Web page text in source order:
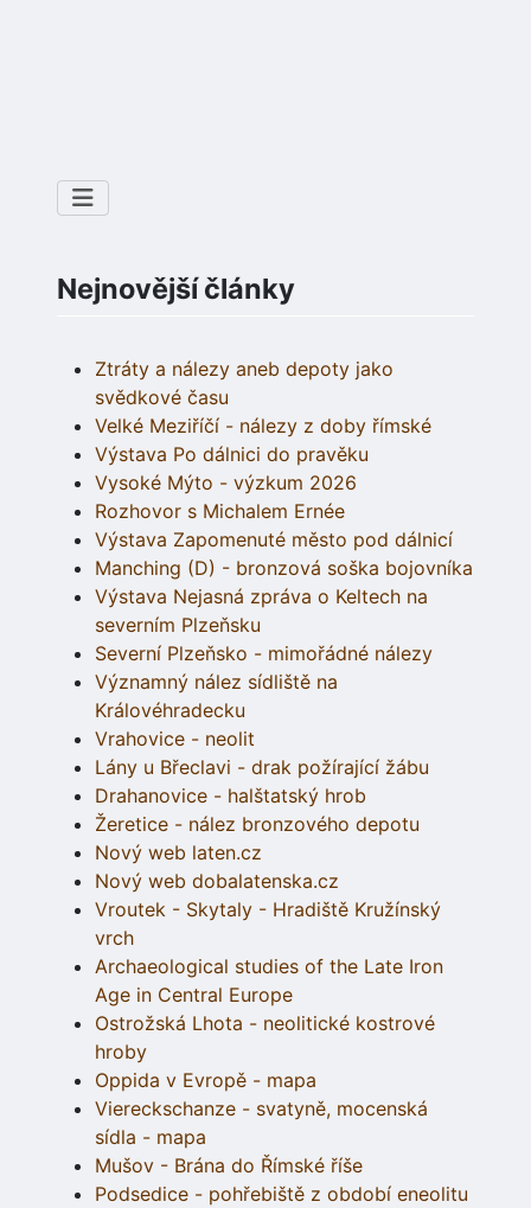
Nejnovější články
Ztráty a nálezy aneb depoty jako
svědkové času
Velké Meziříčí - nálezy z doby římské
Výstava Po dálnici do pravěku
Vysoké Mýto - výzkum 2026
Rozhovor s Michalem Ernée
Výstava Zapomenuté město pod dálnicí
Manching (D) - bronzová soška bojovníka
Výstava Nejasná zpráva o Keltech na
severním Plzeňsku
Severní Plzeňsko - mimořádné nálezy
Významný nález sídliště na
Královéhradecku
Vrahovice - neolit
Lány u Břeclavi - drak požírající žábu
Drahanovice - halštatský hrob
Žeretice - nález bronzového depotu
Nový web laten.cz
Nový web dobalatenska.cz
Vroutek - Skytaly - Hradiště Kružínský
vrch
Archaeological studies of the Late Iron
Age in Central Europe
Ostrožská Lhota - neolitické kostrové
hroby
Oppida v Evropě - mapa
Viereckschanze - svatyně, mocenská
sídla - mapa
Mušov - Brána do Římské říše
Podsedice - pohřebiště z období eneolitu